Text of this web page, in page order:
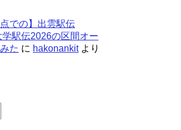
での】出雲駅伝
駅伝2026の区間オー
た に hakonankitより